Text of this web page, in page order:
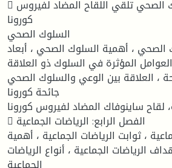
 الفصل الثالث: السلوك الصحي تلقي اللقاح المضاد لفيروس
كورونا
السلوك الصحي
، أهمية السلوك الصحي ، أبعاد
المؤثرة في السلوك ذو العلاقة
، العلاقة بين الوعي والسلوك الصحي
جائحة كورونا
لقاح ساينوفاك المضاد لفيروس كورونا
 الفصل الرابع: الرياضات الجماعية
، ثوابت الرياضات الجماعية ، أهمية
الرياضات الجماعية ، أنواع الرياضات